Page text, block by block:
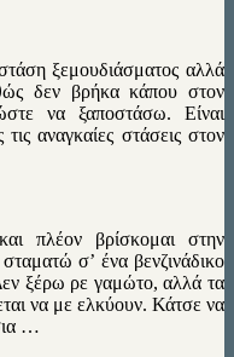
ξεμουδιάσματος αλλά
δεν βρήκα κάπου στον
να ξαποστάσω. Είναι
αναγκαίες στάσεις στον
πλέον βρίσκομαι στην
σ’ ένα βενζινάδικο
ξέρω ρε γαμώτο, αλλά τα
να με ελκύουν. Κάτσε να
…